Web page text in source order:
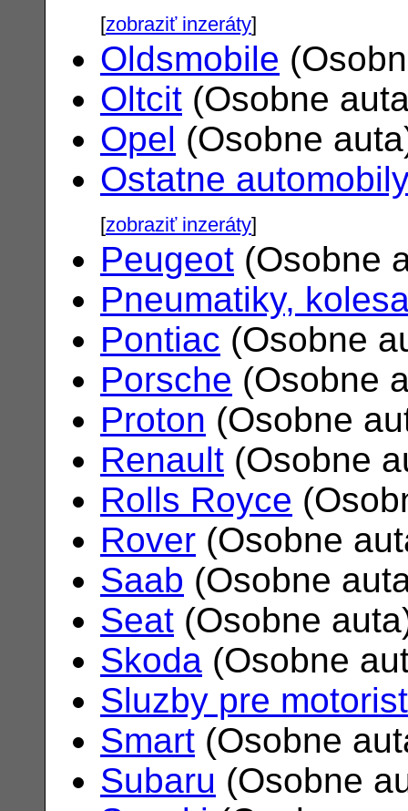
[zobraziť inzeráty]
Oldsmobile
Oltcit (Osobne
Opel (Osobne
Ostatne
[zobraziť inzeráty]
Peugeot (Osobne
Pneumatiky,
Pontiac (Osobne
Porsche (Osobne
Proton (Osobne
Renault (Osobne
Rolls Royce
Rover (Osobne
Saab (Osobne
Seat (Osobne
Skoda (Osobne
Sluzby pre
Smart (Osobne
Subaru (Osobne